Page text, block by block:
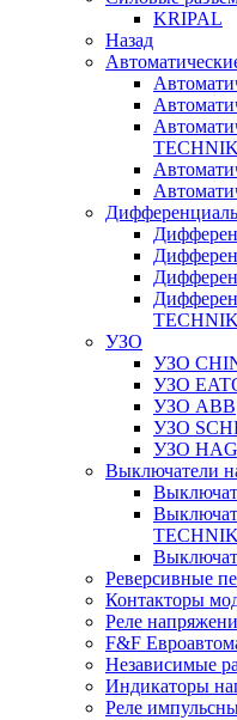
KRIPAL
Назад
TECHNIK
TECHNIK
УЗО
УЗО
УЗО
УЗО ABB
УЗО
УЗО
Выключатели
TECHNIK
Реверсивные
Контакторы
Реле
F&F
Независимые
Индикаторы
Реле